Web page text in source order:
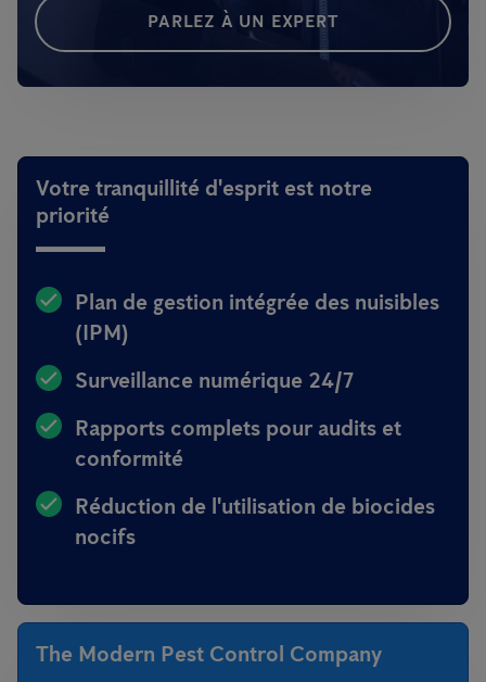
PARLEZ À UN EXPERT
Votre tranquillité d'esprit est notre
priorité
Plan de gestion intégrée des nuisibles
(IPM)
Surveillance numérique 24/7
Rapports complets pour audits et
conformité
Réduction de l'utilisation de biocides
nocifs
The Modern Pest Control Company